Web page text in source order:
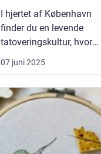
kreativitet
I hjertet af København
finder du en levende
tatoveringskultur, hvor
kunst og personlig
udtryk står i centrum.
tatovørstudier tilbyder en
bred vifte af stilarter, der
passer til enhver smag
og personlighed. Fra
07 juni 2025